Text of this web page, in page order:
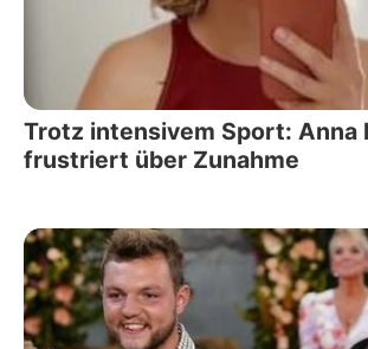
Trotz intensivem Sport: Anna
frustriert über Zunahme